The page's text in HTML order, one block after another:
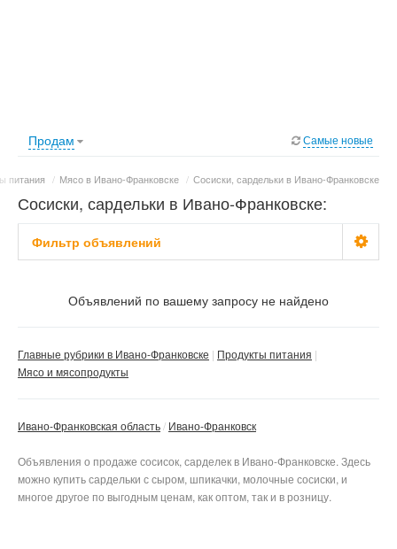
Продам Самые новые
питания / Мясо в Ивано-Франковске / Сосиски, сардельки в Ивано-Франковске
Сосиски, сардельки в Ивано-Франковске:
фото, цены
Фильтр объявлений
Не важно
Не важно
Частное
Объявлений по вашему запросу не найдено
Главные рубрики в Ивано-Франковске
Продукты питания
Мясо и мясопродукты
Ивано-Франковская область Ивано-Франковск
Объявления о продаже сосисок, сарделек в Ивано-Франковске. Здесь
можно купить сардельки с сыром, шпикачки, молочные сосиски, и
многое другое по выгодным ценам, как оптом, так и в розницу.